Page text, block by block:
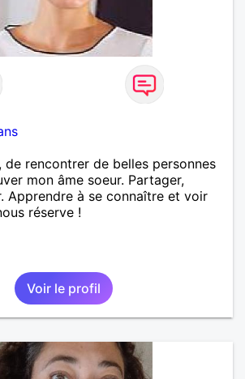
de rencontrer de belles personnes
mon âme soeur. Partager,
Apprendre à se connaître et voir
réserve !
Voir le profil